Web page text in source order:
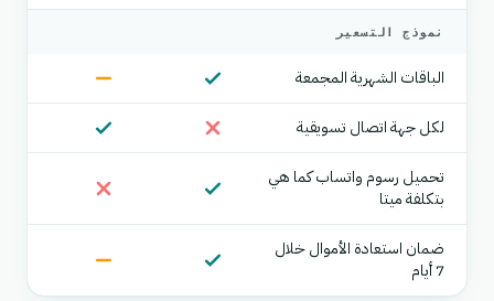
نموذج التسعير
الباقات الشهرية المجمعة
لكل جهة اتصال تسويقية
تحميل رسوم واتساب كما هي
بتكلفة ميتا
ضمان استعادة الأموال خلال
7 أيام